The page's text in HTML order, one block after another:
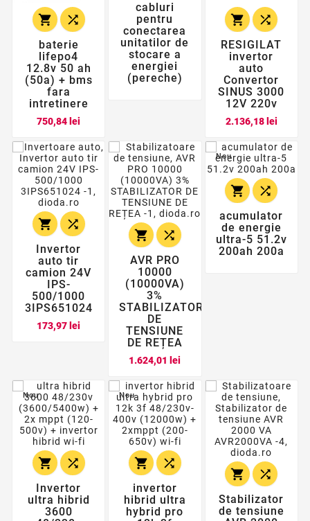
 
baterie
lifepo4
12.8v 50 ah
(50a) + bms
fara
intretinere
750,84 lei
cabluri
pentru
conectarea
unitatilor de
stocare a
energiei
(pereche)
 
RESIGILAT
invertor
auto
Convertor
SINUS 3000
12V 220v
2.136,18 leiPret
 
Invertor
auto tir
camion 24V
IPS-
500/1000
3IPS651024
173,97 lei
 
AVR PRO
10000
(10000VA)
3%
STABILIZATOR
DE
TENSIUNE
DE REȚEA
1.624,01 lei
Nou
 
acumulator
de energie
ultra-5 51.2v
200ah 200a
Nou
 
Invertor
ultra hibrid
3600
Nou
 
invertor
hibrid ultra
hybrid pro
 
Stabilizator
de tensiune